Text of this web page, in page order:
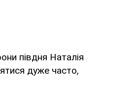
півдня Наталія
дуже часто,